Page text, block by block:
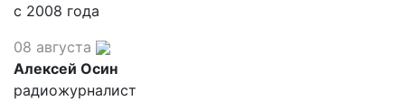
с 2008 года
08 августа
Алексей Осин
радиожурналист